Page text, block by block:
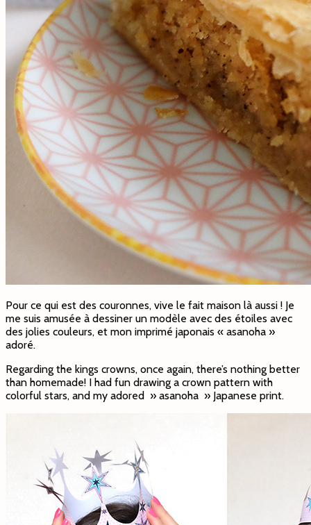
Pour ce qui est des couronnes, vive le fait maison là aussi ! Je
me suis amusée à dessiner un modèle avec des étoiles avec
des jolies couleurs, et mon imprimé japonais « asanoha »
adoré.
Regarding the kings crowns, once again, there’s nothing better
than homemade! I had fun drawing a crown pattern with
colorful stars, and my adored » asanoha » Japanese print.